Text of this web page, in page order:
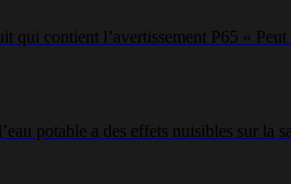
qui contient l’avertissement P65 «
potable a des effets nuisibles sur la